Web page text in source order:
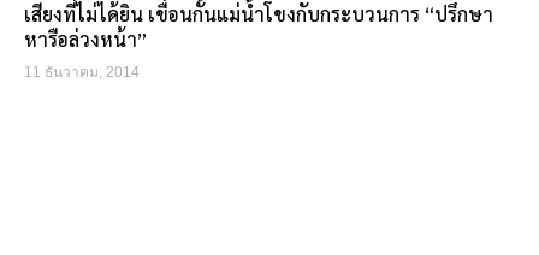
เสียงที่ไม่ได้ยิน เขื่อนกั้นแม่น้ำโขงกับกระบวนการ “ปรึกษา
หารือล่วงหน้า”
11 ธันวาคม, 2014